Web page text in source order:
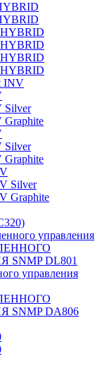
INV
Silver
Graphite
Silver
Graphite
Silver
Graphite
управления
DL801
управления
SNMP DА806